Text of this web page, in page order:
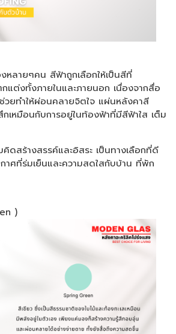
หลายๆคน สีฟ้าถูกเลือกให้เป็นสีที่
แต่งทั้งภายในและภายนอก เนื่องจากสื่อ
วยทำให้ผ่อนคลายจิตใจ แผ่นหลังคาสี
กเหมือนกับการอยู่ในท้องฟ้าที่มีสีฟ้าใส เต็ม
คิดสร้างสรรค์และอิสระ เป็นทางเลือกที่ดี
าศที่ร่มเย็นและความสดใสกับบ้าน ที่พัก
)